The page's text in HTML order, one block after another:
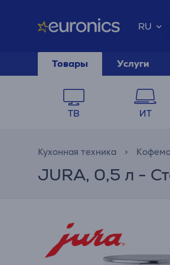
RU
Товары Услуги
ТВ ИТ
Кухонная техника
JURA, 0,5 л -